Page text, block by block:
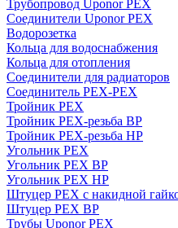
Трубопровод Uponor PEX
Соединители Uponor PEX
Водорозетка
Кольца для водоснабжения
Кольца для отопления
Соединители для радиаторов
Соединитель PEX-PEX
Тройник PEX
Тройник PEX-резьба ВР
Тройник PEX-резьба НР
Угольник PEX
Угольник PEX ВР
Угольник PEX НР
Штуцер PEX c накидной
Штуцер PEX ВР
Трубы Uponor PEX